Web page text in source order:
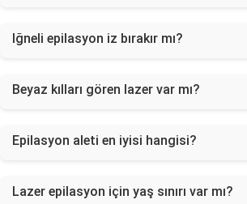
Iğneli epilasyon iz bırakır mı?
Beyaz kılları gören lazer var mı?
Epilasyon aleti en iyisi hangisi?
Lazer epilasyon için yaş sınırı var mı?